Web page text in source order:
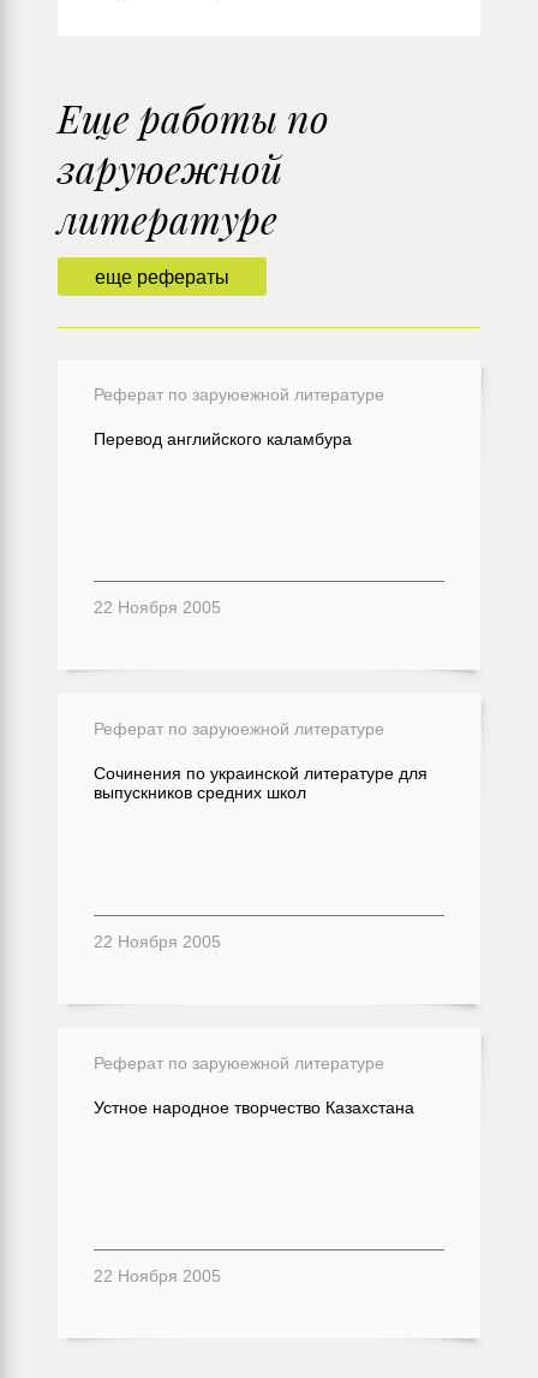
еще рефераты
Еще работы по
заруюежной
литературе
Реферат по заруюежной литературе
Перевод английского каламбура
22 Ноября 2005
Реферат по заруюежной литературе
Сочинения по украинской литературе для
выпускников средних школ
22 Ноября 2005
Реферат по заруюежной литературе
Устное народное творчество Казахстана
22 Ноября 2005